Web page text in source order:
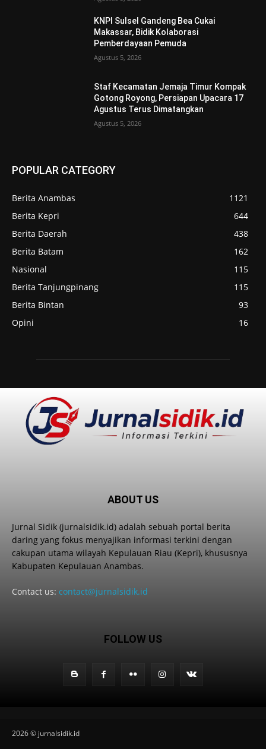
KNPI Sulsel Gandeng Bea Cukai
Makassar, Bidik Kolaborasi
Pemberdayaan Pemuda
Agustus 5, 2026
Staf Kecamatan Jemaja Timur Kompak
Gotong Royong, Persiapan Upacara 17
Agustus Terus Dimatangkan ‎
Agustus 5, 2026
POPULAR CATEGORY
Berita Anambas
1121
Berita Kepri
644
Berita Daerah
438
Berita Batam
162
Nasional
115
Berita Tanjungpinang
115
Berita Bintan
93
Opini
16
ABOUT US
Jurnal Sidik (jurnalsidik.id) adalah sebuah portal berita
daring yang fokus menyajikan informasi terkini dengan
cakupan utama wilayah Kepulauan Riau (Kepri), khususnya
Kabupaten Kepulauan Anambas.
Contact us: contact@jurnalsidik.id
FOLLOW US
2026 © jurnalsidik.id